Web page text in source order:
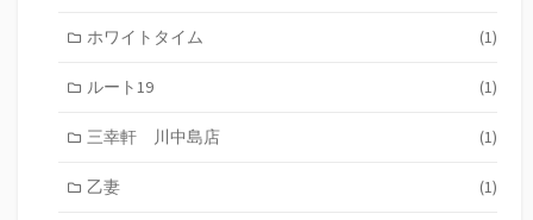
ホワイトタイム (1)
ルート19 (1)
三幸軒 川中島店 (1)
乙妻 (1)